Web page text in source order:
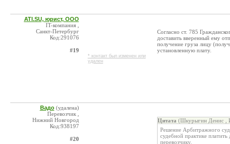
ATI.SU, юрист, ООО
IT-компания ,
Санкт-Петербург
Код:291076
#19
* контакт был изменен или
удален
Согласно ст. 785
доставить вверенный ему
получение груза лицу
установленную плату.
Вадо (удалена)
Перевозчик ,
Нижний Новгород
Код:938197
#20
Цитата (Шкурыгин Денис ,
Решение Арбитражного
судебной практике
перевозчику.